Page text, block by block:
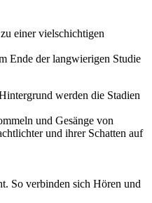
einer vielschichtigen
Ende der langwierigen Studie
werden die Stadien
und Gesänge von
und ihrer Schatten auf
So verbinden sich Hören und